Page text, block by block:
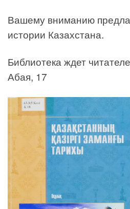
Вашему вниманию
истории Казахстана.
Библиотека ждет
Абая, 17